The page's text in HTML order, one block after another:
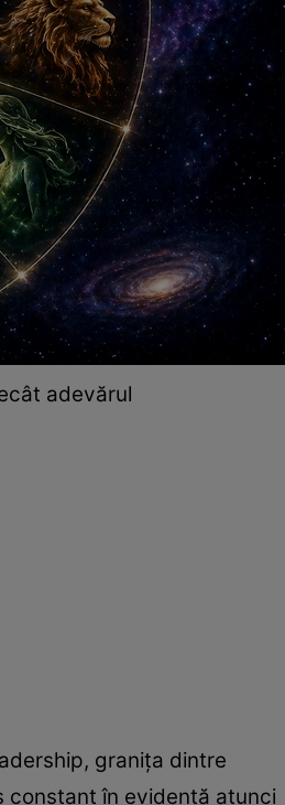
adevărul
granița dintre
constant în evidență atunci